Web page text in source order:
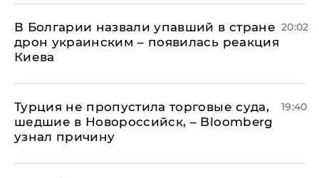
В Болгарии назвали упавший в стране
дрон украинским – появилась реакция
Киева
20:02
Турция не пропустила торговые суда,
шедшие в Новороссийск, – Bloomberg
узнал причину
19:40